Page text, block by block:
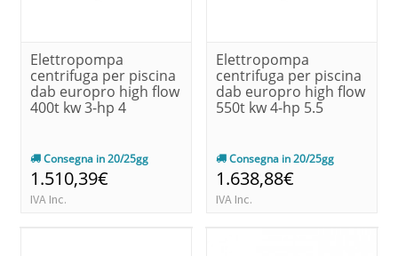
Elettropompa
centrifuga per piscina
dab europro high flow
400t kw 3-hp 4
Consegna in 20/25gg
1.510,39€
IVA Inc.
Elettropompa
centrifuga per piscina
dab europro high flow
550t kw 4-hp 5.5
Consegna in 20/25gg
1.638,88€
IVA Inc.